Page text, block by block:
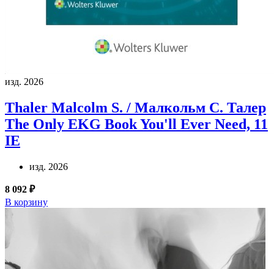
изд. 2026
Thaler Malcolm S. / Малкольм С. Талер
The Only EKG Book You'll Ever Need, 11
IE
изд. 2026
8 092 ₽
В корзину